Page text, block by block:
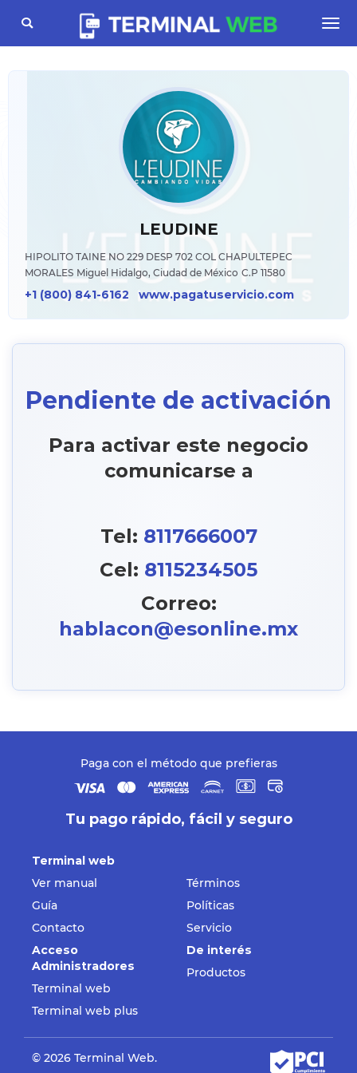
Toggle
navigation
LEUDINE
HIPOLITO TAINE NO 229 DESP 702 COL CHAPULTEPEC
MORALES Miguel Hidalgo, Ciudad de México C.P 11580
+1 (800) 841-6162 www.pagatuservicio.com
Pendiente de activación
Para activar este negocio
comunicarse a
Tel: 8117666007
Cel: 8115234505
Correo:
hablacon@esonline.mx
Paga con el método que prefieras
Tu pago rápido, fácil y seguro
Terminal web
Ver manual
Guía
Contacto
Términos
Políticas
Servicio
Acceso
Administradores
Terminal web
Terminal web plus
De interés
Productos
© 2026 Terminal Web.